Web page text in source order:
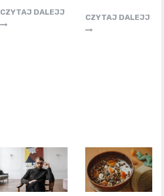
CZYTAJ DALEJJ
CZYTAJ DALEJJ